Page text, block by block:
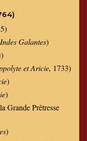
Galantes)
)
et Aricie, 1733)
)
)
Grande Prêtresse
)